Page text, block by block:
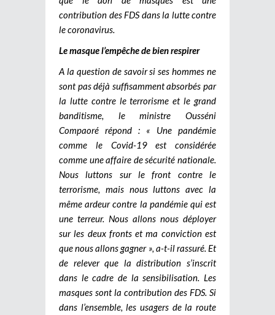
contribution des FDS dans la lutte contre
le coronavirus.
Le masque l’empêche de bien respirer
A la question de savoir si ses hommes ne
sont pas déjà suffisamment absorbés par
la lutte contre le terrorisme et le grand
banditisme, le ministre Ousséni
Compaoré répond : « Une pandémie
comme le Covid-19 est considérée
comme une affaire de sécurité nationale.
Nous luttons sur le front contre le
terrorisme, mais nous luttons avec la
même ardeur contre la pandémie qui est
une terreur. Nous allons nous déployer
sur les deux fronts et ma conviction est
que nous allons gagner », a-t-il rassuré. Et
de relever que la distribution s’inscrit
dans le cadre de la sensibilisation. Les
masques sont la contribution des FDS. Si
dans l’ensemble, les usagers de la route